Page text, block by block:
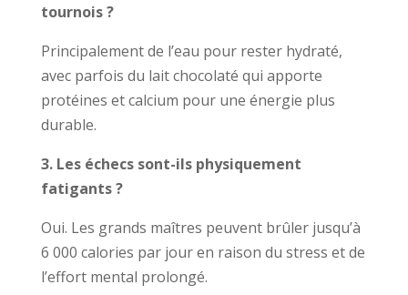
tournois ?
Principalement de l’eau pour rester hydraté,
avec parfois du lait chocolaté qui apporte
protéines et calcium pour une énergie plus
durable.
3. Les échecs sont-ils physiquement
fatigants ?
Oui. Les grands maîtres peuvent brûler jusqu’à
6 000 calories par jour en raison du stress et de
l’effort mental prolongé.